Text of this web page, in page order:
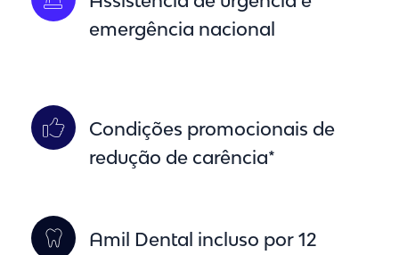
emergência nacional
Condições promocionais de
redução de carência*
Amil Dental incluso por 12